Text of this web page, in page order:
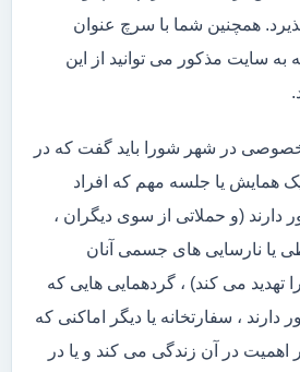
همچنین شما با سرچ عنوان
به سایت مذکور می توانید از این
در شهر شورا باید گفت که در
یک همایش یا جلسه مهم که افراد
(و حملاتی از سوی دیگران ،
یا نارسایی های جسمی آنان
تهدید می کند) ، گردهمایی هایی که
دارند ، سفارتخانه یا دیگر اماکنی که
اهمیت در آن زندگی می کند و یا در